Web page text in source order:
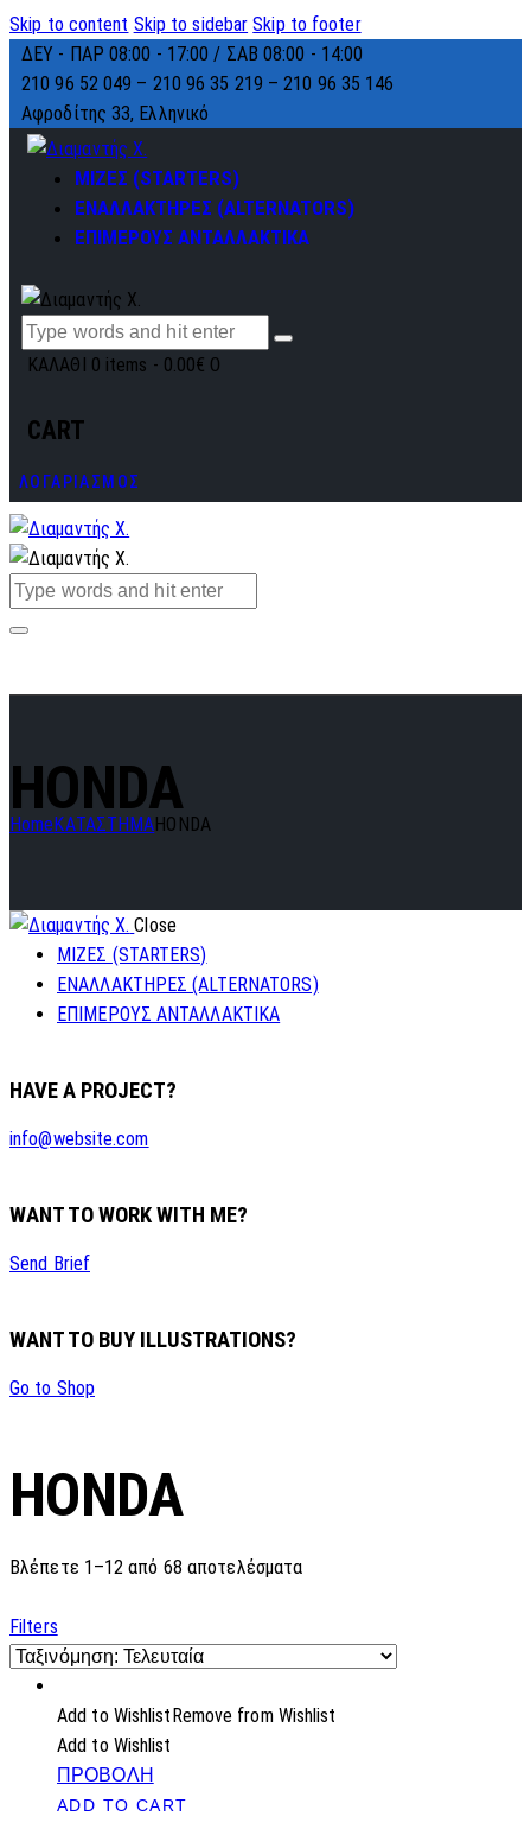
Skip to content Skip to sidebar Skip to footer
ΔΕΥ - ΠΑΡ 08:00 - 17:00 / ΣΑΒ 08:00 - 14:00
210 96 52 049 – 210 96 35 219 –210 96 35 146
Αφροδίτης 33, Ελληνικό
ΜΙΖΕΣ (STARTERS)
ΕΝΑΛΛΑΚΤΗΡΕΣ (ALTERNATORS)
ΕΠΙΜΕΡΟΥΣ ΑΝΤΑΛΛΑΚΤΙΚΑ
ΚΑΛΑΘΙ 0 items - 0.00€ 0
CART
ΛΟΓΑΡΙΑΣΜΟΣ
HONDA
Home ΚΑΤΑΣΤΗΜΑHONDA
Close
ΜΙΖΕΣ (STARTERS)
ΕΝΑΛΛΑΚΤΗΡΕΣ (ALTERNATORS)
ΕΠΙΜΕΡΟΥΣ ΑΝΤΑΛΛΑΚΤΙΚΑ
HAVE A PROJECT?
info@website.com
WANT TO WORK WITH ME?
Send Brief
WANT TO BUY ILLUSTRATIONS?
Go to Shop
HONDA
Βλέπετε 1–12 από 68 αποτελέσματαSorted
Filters
Add to Wishlist Remove from Wishlist
Add to Wishlist
ΠΡΟΒΟΛΗ
ADD TO CART